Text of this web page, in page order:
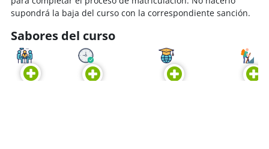
supondrá la baja del curso con la correspondiente sanción.
Sabores del curso